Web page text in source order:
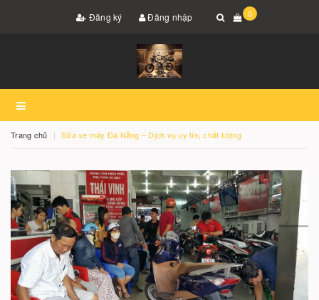
Đăng ký Đăng nhập 0
Trang chủ Sửa xe máy Đà Nẵng – Dịch vụ uy tín, chất lượng